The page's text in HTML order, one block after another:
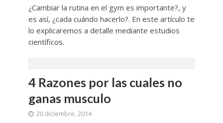
¿Cambiar la rutina en el gym es importante?, y
es así, ¿cada cuándo hacerlo?. En este artículo te
lo explicaremos a detalle mediante estudios
científicos.
4 Razones por las cuales no
ganas musculo
20 diciembre, 2014